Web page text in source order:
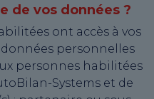
de vos données ?
ont accès à vos
données personnelles
personnes habilitées
Systems et de